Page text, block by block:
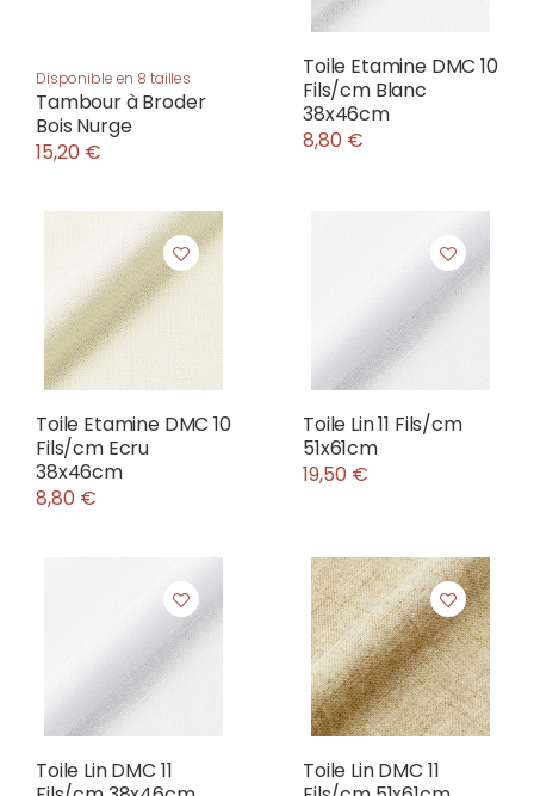
Disponible en 8 tailles
Tambour à Broder
Bois Nurge
15,20 €
Toile Etamine DMC 10
Fils/cm Blanc
38x46cm
8,80 €
Toile Etamine DMC 10
Fils/cm Ecru
38x46cm
8,80 €
Toile Lin 11 Fils/cm
51x61cm
19,50 €
Toile Lin DMC 11
Toile Lin DMC 11